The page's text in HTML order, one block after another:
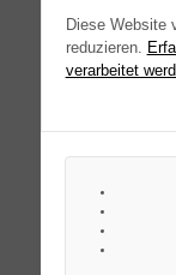
Diese Website
reduzieren.
verarbeitet